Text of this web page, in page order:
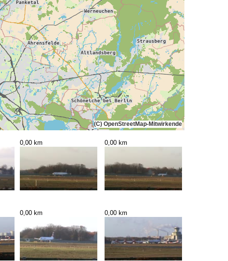
(C) OpenStreetMap-Mitwirkende
0,00 km 0,00 km
0,00 km 0,00 km